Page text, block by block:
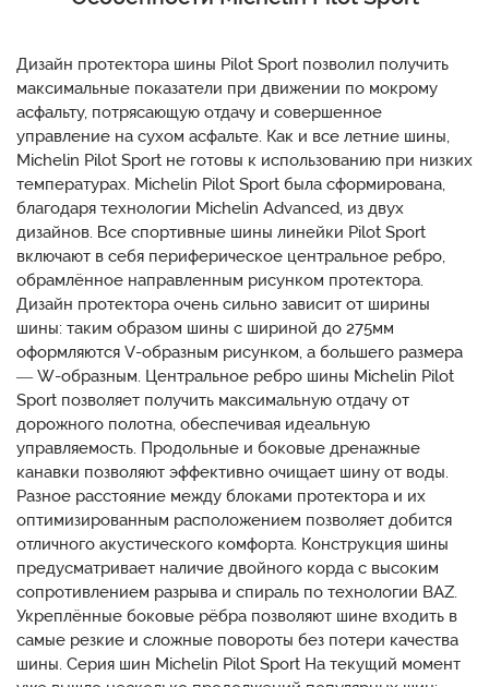
Дизайн протектора шины Pilot Sport позволил получить
максимальные показатели при движении по мокрому
асфальту, потрясающую отдачу и совершенное
управление на сухом асфальте. Как и все летние шины,
Michelin Pilot Sport не готовы к использованию при низких
температурах. Michelin Pilot Sport была сформирована,
благодаря технологии Michelin Advanced, из двух
дизайнов. Все спортивные шины линейки Pilot Sport
включают в себя периферическое центральное ребро,
обрамлённое направленным рисунком протектора.
Дизайн протектора очень сильно зависит от ширины
шины: таким образом шины с шириной до 275мм
оформляются V-образным рисунком, а большего размера
— W-образным. Центральное ребро шины Michelin Pilot
Sport позволяет получить максимальную отдачу от
дорожного полотна, обеспечивая идеальную
управляемость. Продольные и боковые дренажные
канавки позволяют эффективно очищает шину от воды.
Разное расстояние между блоками протектора и их
оптимизированным расположением позволяет добится
отличного акустического комфорта. Конструкция шины
предусматривает наличие двойного корда с высоким
сопротивлением разрыва и спираль по технологии BAZ.
Укреплённые боковые рёбра позволяют шине входить в
самые резкие и сложные повороты без потери качества
шины. Серия шин Michelin Pilot Sport На текущий момент